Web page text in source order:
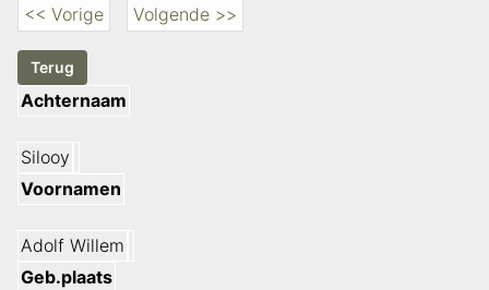
<< Vorige Volgende >>
Achternaam
Silooy
Voornamen
Adolf Willem
Geb.plaats